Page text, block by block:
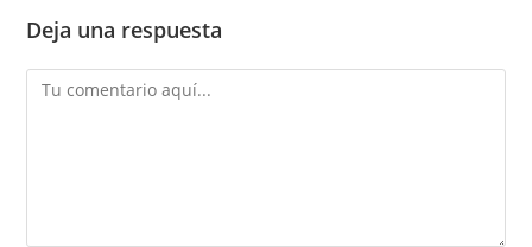
Deja una respuesta